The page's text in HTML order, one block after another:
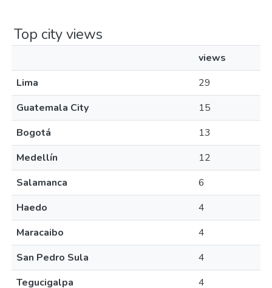
Top city views
views
Lima
29
Guatemala City
15
Bogotá
13
Medellín
12
Salamanca
6
Haedo
4
Maracaibo
4
San Pedro Sula
4
Tegucigalpa
4